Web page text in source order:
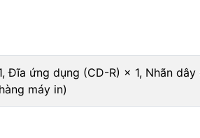
Đĩa ứng dụng (CD-R) × 1, Nhãn
máy in)